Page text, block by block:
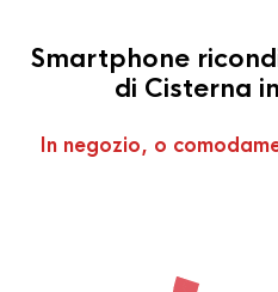
Smartphone
di Cisterna
In negozio, o